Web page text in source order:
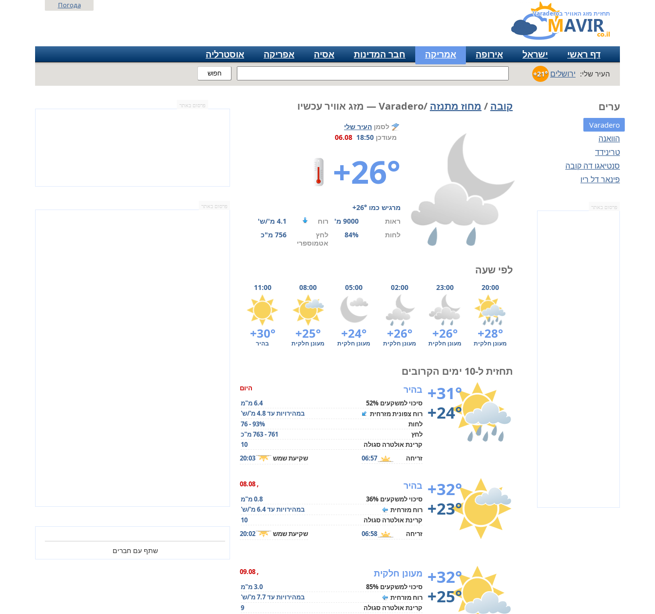
תחזית מזג האוויר בVaradero
חפוש
Погода
דף ראשי ישראל אירופה אמריקה חבר המדינות אסיה אפריקה אוסטרליה
העיר שלי: ירושלים +21°
ערים
Varadero
הוואנה
טרינידד
סנטיאגו דה קובה
פינאר דל ריו
פרסום באתר
קובה / מחוז מתנזה /Varadero — מזג אוויר עכשיו
לסמן העיר שלי
מעודכן 18:50
06.08
+26°
מרגיש כמו +26°
ראות
9000 מ' רוח
4.1 מ'/ש'
לחות
84%
לחץ
אטמוספרי
756 מ"כ
לפי שעה
20:00
23:00
02:00
05:00
08:00
11:00
+28°
+26°
+26°
+24°
+25°
+30°
מעונן חלקית מעונן חלקית מעונן חלקית מעונן חלקית מעונן חלקית בהיר
תחזית ל-10 ימים הקרובים
+31°
+24°
היום בהיר
סיכוי למשקעים 52%
6.4 מ"מ
רוח צפונית מזרחית
במהירויות עד 4.8 מ'/ש'
לחות
76 - 93%
לחץ
761 - 763 מ"כ
קרינת אולטרה סגולה
10
זריחה
06:57 שקיעת שמש 20:03
+32°
+23°
, 08.08 בהיר
סיכוי למשקעים 36%
0.8 מ"מ
רוח מזרחית
במהירויות עד 6.4 מ'/ש'
קרינת אולטרה סגולה
10
זריחה
06:58 שקיעת שמש 20:02
+32°
+25°
, 09.08 מעונן חלקית
סיכוי למשקעים 85%
3.0 מ"מ
רוח מזרחית
במהירויות עד 7.7 מ'/ש'
קרינת אולטרה סגולה
9
פרסום באתר
פרסום באתר
שתף עם חברים